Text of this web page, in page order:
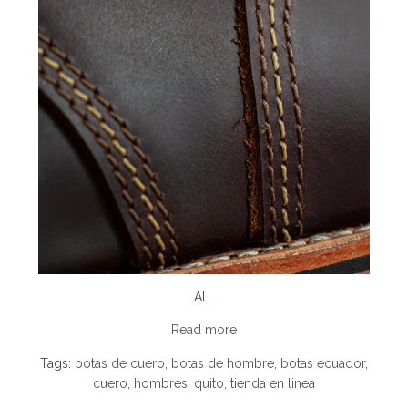
Al...
Read more
Tags: botas de cuero botas de hombre botas ecuador,
cuero
hombres quito tienda en linea